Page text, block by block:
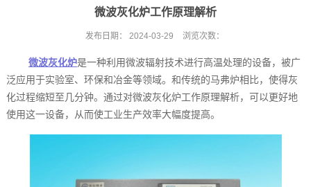
微波灰化炉工作原理解析
发布日期： 2024-03-29 浏览次数：
微波灰化炉是一种利用微波辐射技术进行高温处理的设备，被广
泛应用于实验室、环保和冶金等领域。和传统的马弗炉相比，使得灰
化过程缩短至几分钟。通过对微波灰化炉工作原理解析，可以更好地
使用这一设备，从而使工业生产效率大幅度提高。